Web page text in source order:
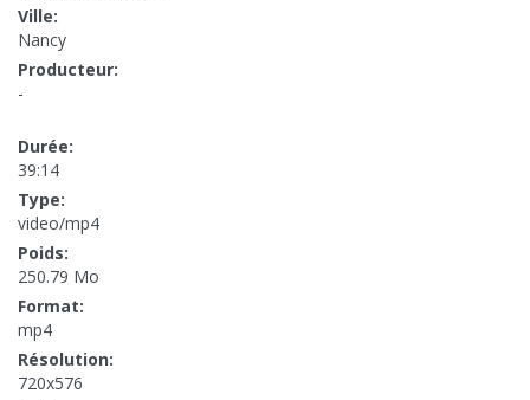
Ville:
Nancy
Producteur:
-
Durée:
39:14
Type:
video/mp4
Poids:
250.79 Mo
Format:
mp4
Résolution:
720x576